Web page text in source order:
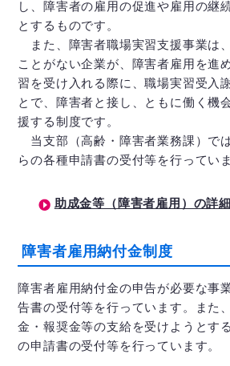
し、障害者の雇用の促進や雇用の継
とするものです。
また、障害者職場実習支援事業は
ことがない企業が、障害者雇用を進
習を受け入れる際に、職場実習受入
とで、障害者と接し、ともに働く機
援する制度です。
当支部（高齢・障害者業務課）で
らの各種申請書の受付等を行っていま
助成金等（障害者雇用）の詳細
障害者雇用納付金制度
障害者雇用納付金の申告が必要な事
告書の受付等を行っています。また
金・報奨金等の支給を受けようとす
の申請書の受付等を行っています。